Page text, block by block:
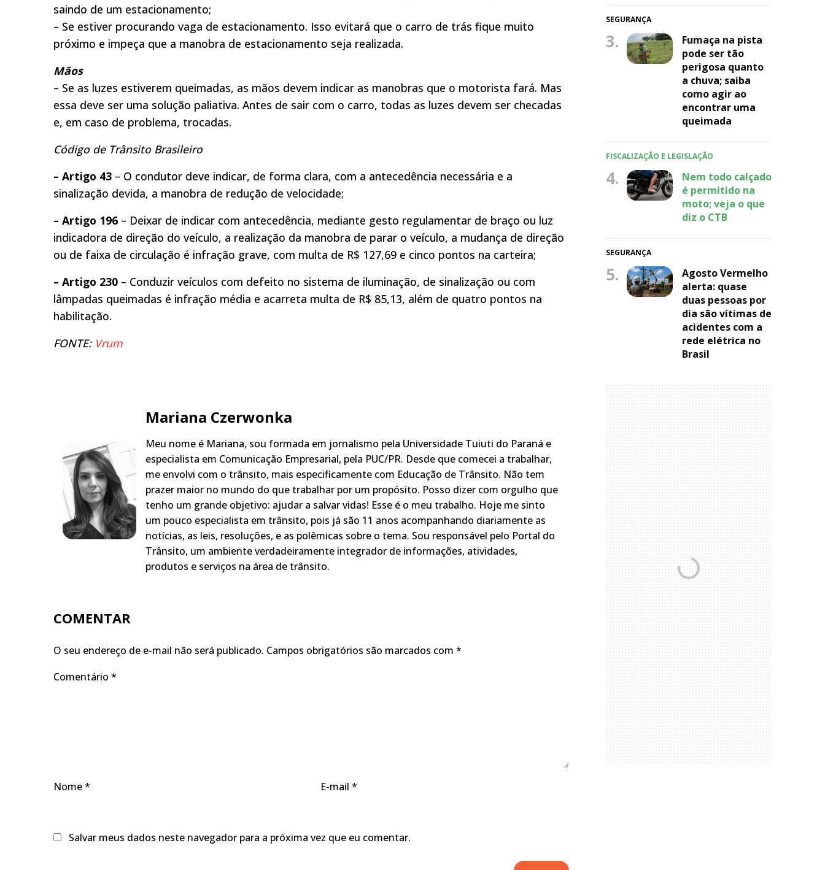
saindo de um estacionamento;
– Se estiver procurando vaga de estacionamento. Isso evitará que o carro de trás fique muito
próximo e impeça que a manobra de estacionamento seja realizada.
Mãos
– Se as luzes estiverem queimadas, as mãos devem indicar as manobras que o motorista fará. Mas
essa deve ser uma solução paliativa. Antes de sair com o carro, todas as luzes devem ser checadas
e, em caso de problema, trocadas.
Código de Trânsito Brasileiro
– Artigo 43 – O condutor deve indicar, de forma clara, com a antecedência necessária e a
sinalização devida, a manobra de redução de velocidade;
– Artigo 196 – Deixar de indicar com antecedência, mediante gesto regulamentar de braço ou luz
indicadora de direção do veículo, a realização da manobra de parar o veículo, a mudança de direção
ou de faixa de circulação é infração grave, com multa de R$ 127,69 e cinco pontos na carteira;
– Artigo 230 – Conduzir veículos com defeito no sistema de iluminação, de sinalização ou com
lâmpadas queimadas é infração média e acarreta multa de R$ 85,13, além de quatro pontos na
habilitação.
FONTE: Vrum
Mariana Czerwonka
Meu nome é Mariana, sou formada em jornalismo pela Universidade Tuiuti do Paraná e
especialista em Comunicação Empresarial, pela PUC/PR. Desde que comecei a trabalhar,
me envolvi com o trânsito, mais especificamente com Educação de Trânsito. Não tem
prazer maior no mundo do que trabalhar por um propósito. Posso dizer com orgulho que
tenho um grande objetivo: ajudar a salvar vidas! Esse é o meu trabalho. Hoje me sinto
um pouco especialista em trânsito, pois já são 11 anos acompanhando diariamente as
notícias, as leis, resoluções, e as polêmicas sobre o tema. Sou responsável pelo Portal do
Trânsito, um ambiente verdadeiramente integrador de informações, atividades,
produtos e serviços na área de trânsito.
COMENTAR
O seu endereço de e-mail não será publicado. Campos obrigatórios são marcados com *
Comentário *
Nome* E-mail *
Salvar meus dados neste navegador para a próxima vez que eu comentar.
SEGURANÇA
3.
Fumaça na pista
pode ser tão
perigosa quanto
a chuva; saiba
como agir ao
encontrar uma
queimada
FISCALIZAÇÃO E LEGISLAÇÃO
4.
Nem todo calçado
é permitido na
moto; veja o que
diz o CTB
SEGURANÇA
5.
Agosto Vermelho
alerta: quase
duas pessoas por
dia são vítimas de
acidentes com a
rede elétrica no
Brasil